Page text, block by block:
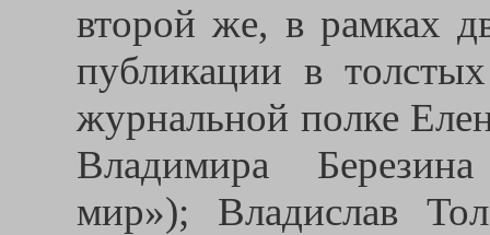
второй же, в рамках
публикации в
журнальной полке
Владимира
мир»); Владислав